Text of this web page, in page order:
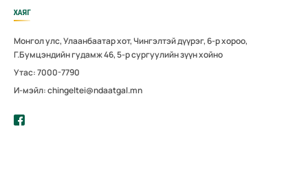
ХАЯГ
Монгол улс, Улаанбаатар хот, Чингэлтэй дүүрэг, 6-р хороо,
Г.Бумцэндийн гудамж 46, 5-р сургуулийн зүүн хойно
Утас: 7000-7790
И-мэйл: chingeltei@ndaatgal.mn